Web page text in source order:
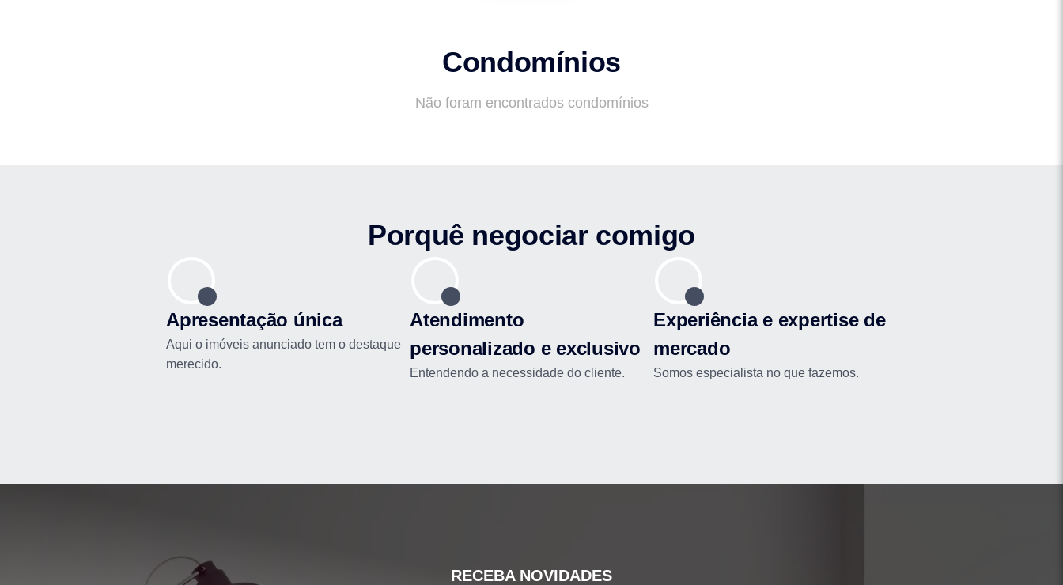
Condomínios
Não foram encontrados condomínios
Porquê negociar comigo
Apresentação única
Aqui o imóveis anunciado tem o destaque
merecido.
Atendimento
personalizado e exclusivo
Entendendo a necessidade do cliente.
Experiência e expertise de
mercado
Somos especialista no que fazemos.
RECEBA NOVIDADES